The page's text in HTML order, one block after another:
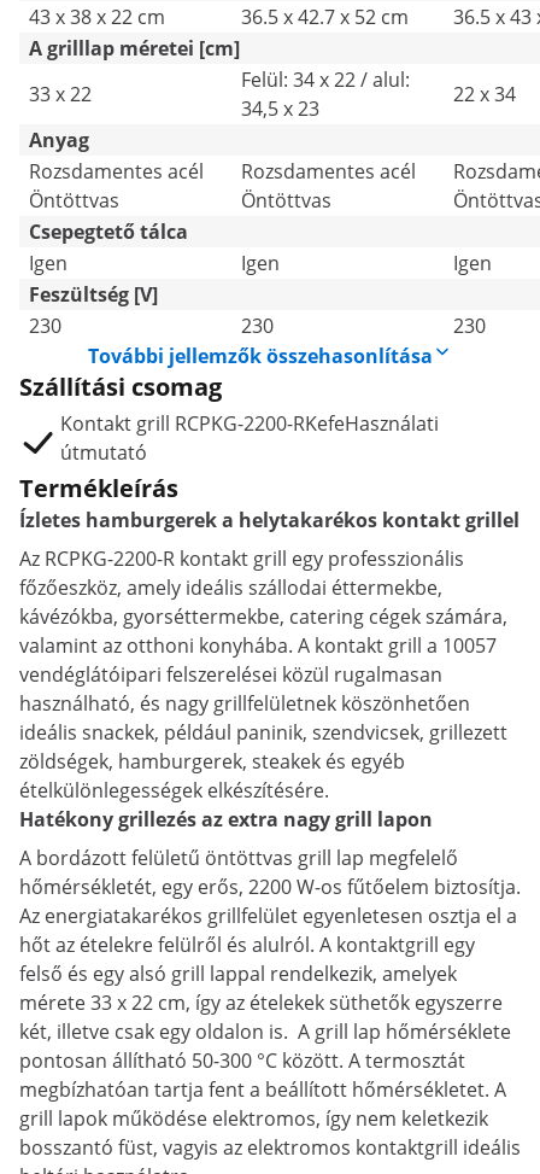
43 x 38 x 22 cm
36.5 x 42.7 x 52 cm
36.5 x 43
A grilllap méretei [cm]
33 x 22
Felül: 34 x 22 / alul:
34,5 x 23
22 x 34
Anyag
Rozsdamentes acél
Öntöttvas
Rozsdamentes acél
Öntöttvas
Csepegtető tálca
Igen
Igen
Igen
Feszültség [V]
230
230
230
További jellemzők összehasonlítása
Szállítási csomag
Kontakt grill RCPKG-2200-RKefeHasználati
útmutató
Termékleírás
Ízletes hamburgerek a helytakarékos kontakt grillel
Az RCPKG-2200-R kontakt grill egy professzionális
főzőeszköz, amely ideális szállodai éttermekbe,
kávézókba, gyorséttermekbe, catering cégek számára,
valamint az otthoni konyhába. A kontakt grill a 10057
vendéglátóipari felszerelései közül rugalmasan
használható, és nagy grillfelületnek köszönhetően
ideális snackek, például paninik, szendvicsek, grillezett
zöldségek, hamburgerek, steakek és egyéb
ételkülönlegességek elkészítésére.
Hatékony grillezés az extra nagy grill lapon
A bordázott felületű öntöttvas grill lap megfelelő
hőmérsékletét, egy erős, 2200 W-os fűtőelem biztosítja.
Az energiatakarékos grillfelület egyenletesen osztja el a
hőt az ételekre felülről és alulról. A kontaktgrill egy
felső és egy alsó grill lappal rendelkezik, amelyek
mérete 33 x 22 cm, így az ételekek süthetők egyszerre
két, illetve csak egy oldalon is. A grill lap hőmérséklete
pontosan állítható 50-300 °C között. A termosztát
megbízhatóan tartja fent a beállított hőmérsékletet. A
grill lapok működése elektromos, így nem keletkezik
bosszantó füst, vagyis az elektromos kontaktgrill ideális